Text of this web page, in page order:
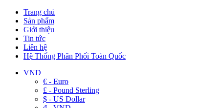
Trang chủ
Sản phẩm
Giới thiệu
Tin tức
Liên hệ
Hệ Thống Phân Phối Toàn Quốc
VND
€ - Euro
£ - Pound Sterling
$ - US Dollar